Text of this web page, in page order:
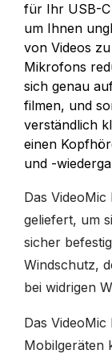
für Ihr USB-
um Ihnen
von Videos
Mikrofons
sich genau
filmen, und
verständlich
einen
und -
Das
geliefert, um
sicher
Windschutz,
bei widrigen
Das VideoMic
Mobilgeräten